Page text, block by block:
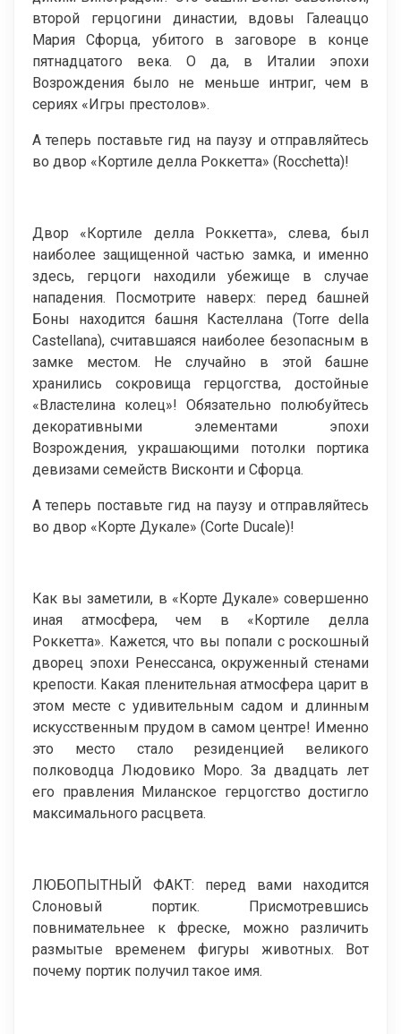
второй герцогини династии, вдовы Галеаццо
Мария Сфорца, убитого в заговоре в конце
пятнадцатого века. О да, в Италии эпохи
Возрождения было не меньше интриг, чем в
сериях «Игры престолов».
А теперь поставьте гид на паузу и отправляйтесь
во двор «Кортиле делла Роккетта» (Rocchetta)!
Двор «Кортиле делла Роккетта», слева, был
наиболее защищенной частью замка, и именно
здесь, герцоги находили убежище в случае
нападения. Посмотрите наверх: перед башней
Боны находится башня Кастеллана (Torre della
Castellana), считавшаяся наиболее безопасным в
замке местом. Не случайно в этой башне
хранились сокровища герцогства, достойные
«Властелина колец»! Обязательно полюбуйтесь
декоративными элементами эпохи
Возрождения, украшающими потолки портика
девизами семейств Висконти и Сфорца.
А теперь поставьте гид на паузу и отправляйтесь
во двор «Корте Дукале» (Corte Ducale)!
Как вы заметили, в «Корте Дукале» совершенно
иная атмосфера, чем в «Кортиле делла
Роккетта». Кажется, что вы попали с роскошный
дворец эпохи Ренессанса, окруженный стенами
крепости. Какая пленительная атмосфера царит в
этом месте с удивительным садом и длинным
искусственным прудом в самом центре! Именно
это место стало резиденцией великого
полководца Людовико Моро. За двадцать лет
его правления Миланское герцогство достигло
максимального расцвета.
ЛЮБОПЫТНЫЙ ФАКТ: перед вами находится
Слоновый портик. Присмотревшись
повнимательнее к фреске, можно различить
размытые временем фигуры животных. Вот
почему портик получил такое имя.